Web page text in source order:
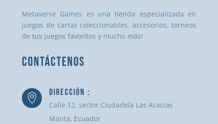
Metaverse Games es una tienda especializada en
juegos de cartas coleccionables, accesorios, torneos
de tus juegos favoritos y mucho más!
CONTÁCTENOS
 DIRECCIÓN :
Calle 12, sector Ciudadela Las Acacias
Manta, Ecuador